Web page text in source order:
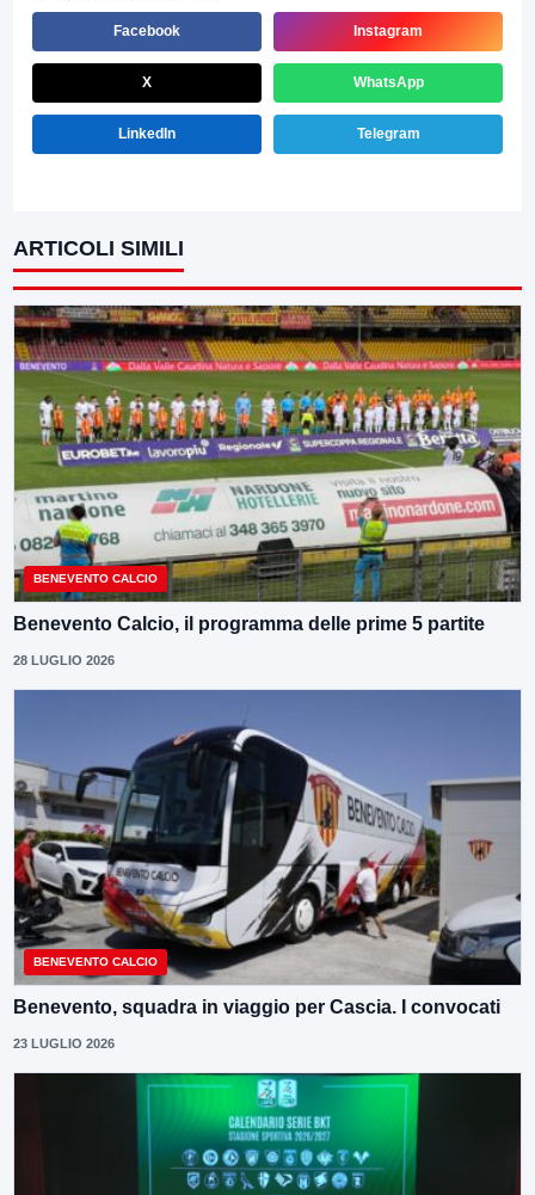
Facebook Instagram
X WhatsApp
LinkedIn Telegram
ARTICOLI SIMILI
BENEVENTO CALCIO
Benevento Calcio, il programma delle prime 5 partite
28 LUGLIO 2026
BENEVENTO CALCIO
Benevento, squadra in viaggio per Cascia. I convocati
23 LUGLIO 2026